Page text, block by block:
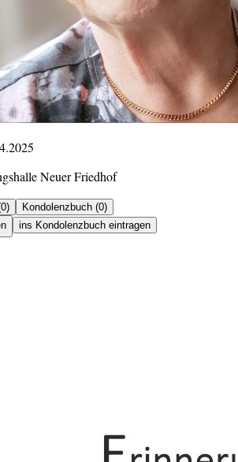
Neuer Friedhof
Kondolenzbuch (0)
ins Kondolenzbuch eintragen